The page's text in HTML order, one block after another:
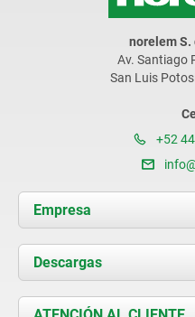
norelem S.
Av. Santiago
San Luis
+52
Empresa
Acerca de nosotros
Novedades
Descargas
Documents